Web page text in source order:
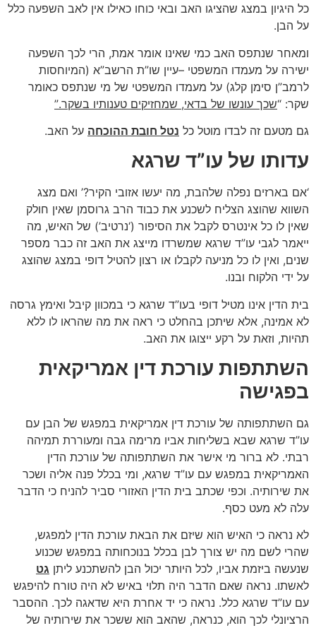
כל היגיון במצג שהציגו האב ובאי כוחו כאילו אין לאב השפעה כלל
על הבן.
ומאחר שנתפס האב כמי שאינו אומר אמת, הרי לכך השפעה
ישירה על מעמדו המשפטי –עיין שו”ת הרשב”א (המיוחסות
לרמב”ן סימן קלג) על מעמדו המשפטי של מי שנתפס כאומר
שקר: “שכך עונשו של בדאי, שמחזיקים טענותיו בשקר.”
גם מטעם זה לבדו מוטל כל נטל חובת ההוכחה על האב.
עדותו של עו”ד שרגא
‘אם בארזים נפלה שלהבת, מה יעשו אזובי הקיר?’ ואם מצג
השווא שהוצג הצליח לשכנע את כבוד הרב גרוסמן שאין חולק
שאין לו כל אינטרס לקבל את הסיפור (‘נרטיב’) של האיש, מה
ייאמר לגבי עו”ד שרגא שמשרדו מייצג את האב זה כבר מספר
שנים, ואין לו כל מניעה לקבלו או רצון להטיל דופי במצג שהוצג
על ידי הלקוח ובנו.
בית הדין אינו מטיל דופי בעו”ד שרגא כי במכוון קיבל ואימץ גרסה
לא אמינה, אלא שיתכן בהחלט כי ראה את מה שהראו לו ללא
תהיות, וזאת על רקע ייצוגו את האב.
השתתפות עורכת דין אמריקאית
בפגישה
גם השתתפותה של עורכת דין אמריקאית במפגש של הבן עם
עו”ד שרגא שבא בשליחות אביו מרימה גבה ומעוררת תמיהה
רבתי. לא ברור מי אישר את השתתפותה של עורכת הדין
האמריקאית במפגש עם עו”ד שרגא, ומי בכלל פנה אליה ושכר
את שירותיה. וכפי שכתב בית הדין האזורי סביר להניח כי הדבר
עלה לא מעט כסף.
לא נראה כי האיש הוא שיזם את הבאת עורכת הדין למפגש,
שהרי לשם מה יש צורך לבן בכלל בנוכחותה במפגש שכנוע
שנעשה ביזמת אביו, לכל היותר יכול הבן להשתכנע ליתן גט
לאשתו. נראה שאם הדבר היה תלוי באיש לא היה טורח להיפגש
עם עו”ד שרגא כלל. נראה כי יד אחרת היא שדאגה לכך. ההסבר
הרציונלי לכך הוא, כנראה, שהאב הוא ששכר את שירותיה של